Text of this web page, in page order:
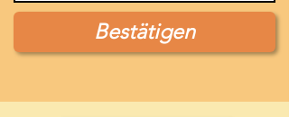
Bestätigen